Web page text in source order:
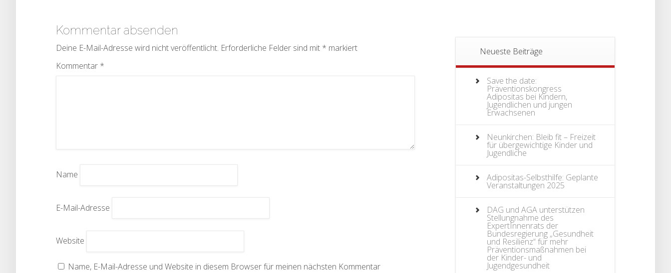
Kommentar absenden
Deine E-Mail-Adresse wird nicht veröffentlicht. Erforderliche Felder sind mit * markiert
Kommentar *
Name
E-Mail-Adresse
Website
Name, E-Mail-Adresse und Website in diesem Browser für meinen nächsten Kommentar
Neueste Beiträge
Save the date:
Präventionskongress
Adipositas bei Kindern,
Jugendlichen und jungen
Erwachsenen
Neunkirchen: Bleib fit – Freizeit
für übergewichtige Kinder und
Jugendliche
Adipositas-Selbsthilfe: Geplante
Veranstaltungen 2025
DAG und AGA unterstützen
Stellungnahme des
ExpertInnenrats der
Bundesregierung „Gesundheit
und Resilienz“ für mehr
Präventionsmaßnahmen bei
der Kinder- und
Jugendgesundheit